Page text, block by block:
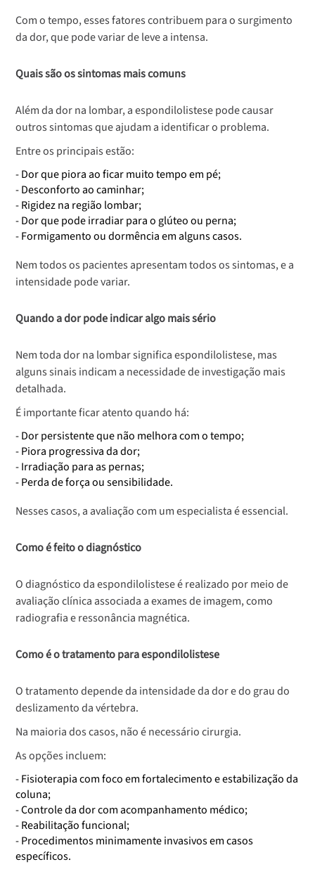
Com o tempo, esses fatores contribuem para o surgimento
da dor, que pode variar de leve a intensa.
Quais são os sintomas mais comuns
Além da dor na lombar, a espondilolistese pode causar
outros sintomas que ajudam a identificar o problema.
Entre os principais estão:
- Dor que piora ao ficar muito tempo em pé;
- Desconforto ao caminhar;
- Rigidez na região lombar;
- Dor que pode irradiar para o glúteo ou perna;
- Formigamento ou dormência em alguns casos.
Nem todos os pacientes apresentam todos os sintomas, e a
intensidade pode variar.
Quando a dor pode indicar algo mais sério
Nem toda dor na lombar significa espondilolistese, mas
alguns sinais indicam a necessidade de investigação mais
detalhada.
É importante ficar atento quando há:
- Dor persistente que não melhora com o tempo;
- Piora progressiva da dor;
- Irradiação para as pernas;
- Perda de força ou sensibilidade.
Nesses casos, a avaliação com um especialista é essencial.
Como é feito o diagnóstico
O diagnóstico da espondilolistese é realizado por meio de
avaliação clínica associada a exames de imagem, como
radiografia e ressonância magnética.
Como é o tratamento para espondilolistese
O tratamento depende da intensidade da dor e do grau do
deslizamento da vértebra.
Na maioria dos casos, não é necessário cirurgia.
As opções incluem:
- Fisioterapia com foco em fortalecimento e estabilização da
coluna;
- Controle da dor com acompanhamento médico;
- Reabilitação funcional;
- Procedimentos minimamente invasivos em casos
específicos.